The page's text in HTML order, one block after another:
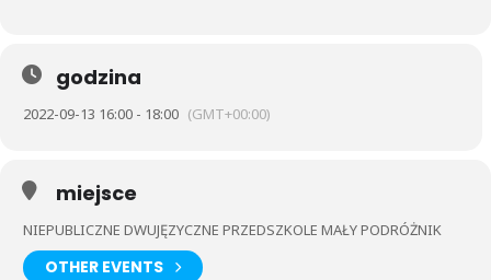
godzina
2022-09-13 16:00 - 18:00 (GMT+00:00)
miejsce
NIEPUBLICZNE DWUJĘZYCZNE PRZEDSZKOLE MAŁY PODRÓŻNIK
OTHER EVENTS